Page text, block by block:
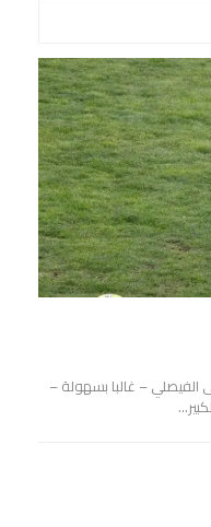
– غالبا بسهولة –